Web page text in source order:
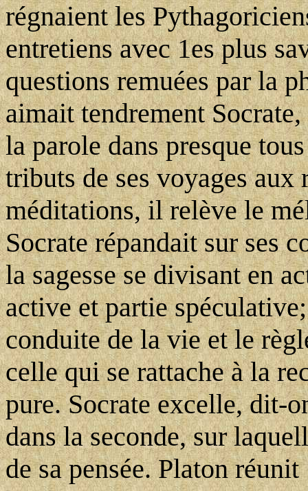
régnaient les
entretiens avec 1es plus
questions remuées par la
aimait tendrement
la parole dans presque
tributs de ses voyages aux
méditations, il relève le
Socrate répandait sur ses
la sagesse se divisant en
active et partie
conduite de la vie et le
celle qui se rattache à la
pure. Socrate excelle, dit-
dans la seconde, sur
de sa pensée. Platon